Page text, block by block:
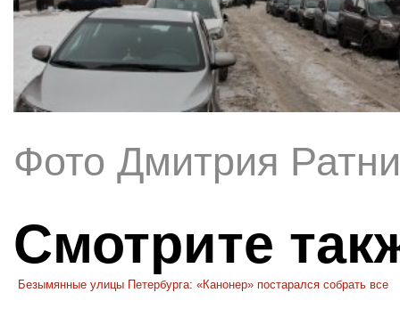
Фото Дмитрия
Смотрите
Безымянные улицы Петербурга: «Канонер» постарался собрать все